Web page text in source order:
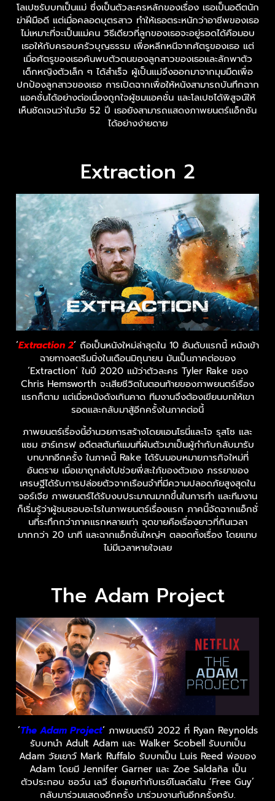
โลเปซรับบทเป็นแม่ ซึ่งเป็นตัวละครหลักของเรื่อง เธอเป็นอดีตนัก
ฆ่าฝีมือดี แต่เมื่อคลอดบุตรสาว ทำให้เธอตระหนักว่าอาชีพของเธอ
ไม่เหมาะที่จะเป็นแม่คน วิธีเดียวที่ลูกของเธอจะอยู่รอดได้คือมอบ
เธอให้กับครอบครัวบุญธรรม เพื่อหลีกหนีจากศัตรูของเธอ แต่
เมื่อศัตรูของเธอค้นพบตัวตนของลูกสาวของเธอและลักพาตัว
เด็กหญิงตัวเล็ก ๆ ได้สำเร็จ ผู้เป็นแม่จึงออกมาจากมุมมืดเพื่อ
ปกป้องลูกสาวของเธอ การเปิดฉากเพื่อให้หนังสามารถบันทึกฉาก
แอคชั่นได้อย่างต่อเนื่องถูกใจผู้ชมแอคชั่น และโลเปซได้พิสูจน์ให้
เห็นชัดเจนว่าในวัย 52 ปี เธอยังสามารถแสดงภาพยนตร์แอ็กชัน
ได้อย่างง่ายดาย
Extraction 2
‘Extraction 2‘ ถือเป็นหนังใหม่ล่าสุดใน 10 อันดับแรกนี้ หนังเข้า
ฉายทางสตรีมมิ่งในเดือนมิถุนายน มันเป็นภาคต่อของ
‘Extraction’ ในปี 2020 แม้ว่าตัวละคร Tyler Rake ของ
Chris Hemsworth จะเสียชีวิตในตอนท้ายของภาพยนตร์เรื่อง
แรกก็ตาม แต่เมื่อหนังดังเกินคาด ทีมงานจึงต้องเขียนบทให้เขา
รอดและกลับมาสู้อีกครั้งในภาคต่อนี้
ภาพยนตร์เรื่องนี้อำนวยการสร้างโดยแอนโธนี่และโจ รุสโซ และ
แซม ฮาร์เกรฟ อดีตสตันท์แมนที่ผันตัวมาเป็นผู้กำกับกลับมารับ
บทบาทอีกครั้ง ในภาคนี้ Rake ได้รับมอบหมายภารกิจใหม่ที่
อันตราย เมื่อเขาถูกส่งไปช่วยพี่สะใภ้ของตัวเอง ภรรยาของ
เศรษฐีได้รับการปล่อยตัวจากเรือนจำที่มีความปลอดภัยสูงสุดใน
จอร์เจีย ภาพยนตร์ได้รับงบประมาณมากขึ้นในการทำ และทีมงาน
ก็เริ่มรู้ว่าผู้ชมชอบอะไรในภาพยนตร์เรื่องแรก ภาคนี้จัดฉากแอ็กชั่
นที่ระทึกกว่าภาคแรกหลายเท่า จุดขายคือเรื่องยาวที่กินเวลา
มากกว่า 20 นาที และฉากแอ็กชั่นใหญ่ๆ ตลอดทั้งเรื่อง โดยแทบ
ไม่มีเวลาหายใจเลย
The Adam Project
‘The Adam Project‘ ภาพยนตร์ปี 2022 ที่ Ryan Reynolds
รับบทนำ Adult Adam และ Walker Scobell รับบทเป็น
Adam วัยเยาว์ Mark Ruffalo รับบทเป็น Luis Reed พ่อของ
Adam โดยมี Jennifer Garner และ Zoe Saldaña เป็น
ตัวประกอบ ชอว์น เลวี ซึ่งเคยกำกับเรย์โนลด์สใน ‘Free Guy’
กลับมาร่วมแสดงอีกครั้ง มาร่วมงานกันอีกครั้งครับ.